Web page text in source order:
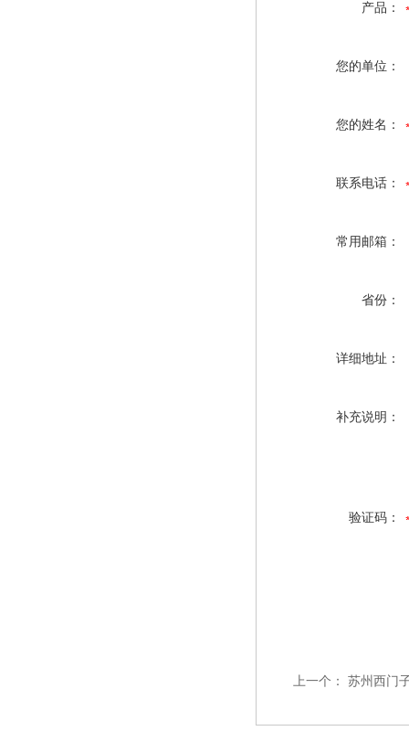
产品：
您的单位：
您的姓名：
联系电话：
常用邮箱：
省份：
详细地址：
补充说明：
验证码：
上一个： 苏州西门